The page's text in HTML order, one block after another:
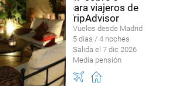
Vuelos desde Madrid
5 días / 4 noches
Salida el 7 dic 2026
Media pensión